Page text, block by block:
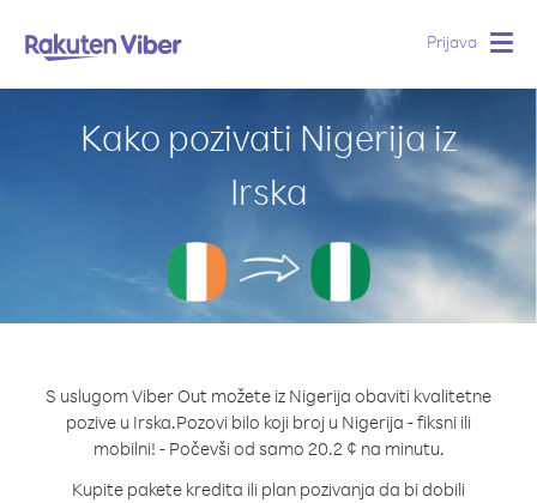
Prijava
Kako pozivati Nigerija iz
Irska
S uslugom Viber Out možete iz Nigerija obaviti kvalitetne
pozive u Irska.Pozovi bilo koji broj u Nigerija - fiksni ili
mobilni! - Počevši od samo 20.2 ¢ na minutu.
Kupite pakete kredita ili plan pozivanja da bi dobili